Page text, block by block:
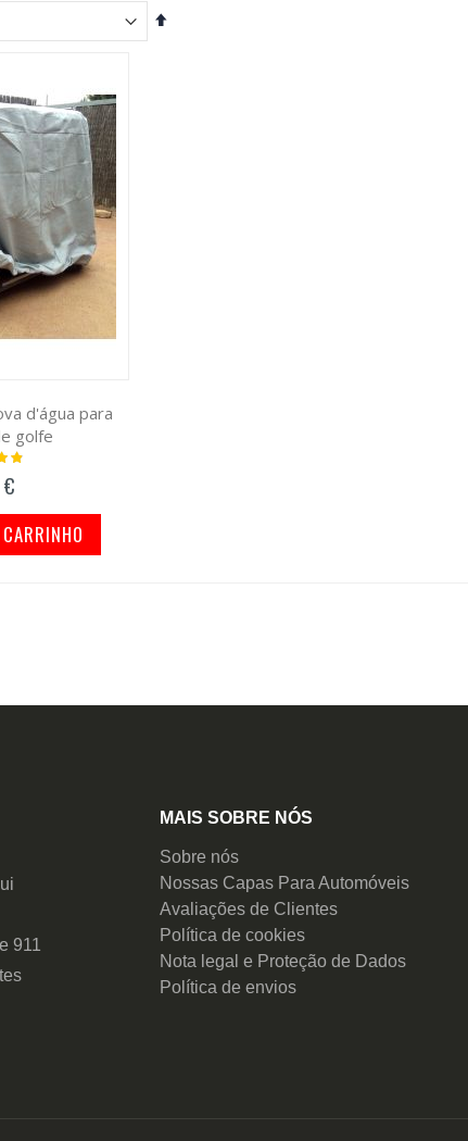
d'água para
golfe
911
MAIS SOBRE NÓS
Sobre nós
Nossas Capas Para Automóveis
Avaliações de Clientes
Política de cookies
Nota legal e Proteção de Dados
Política de envios